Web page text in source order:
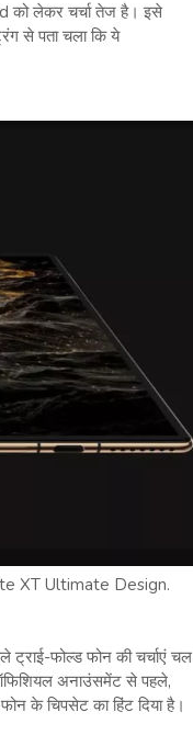
को लेकर चर्चा तेज है। इसे
से पता चला कि ये
XT Ultimate Design.
फोल्ड फोन की चर्चाएं चल
अनाउंसमेंट से पहले,
के चिपसेट का हिंट दिया है।